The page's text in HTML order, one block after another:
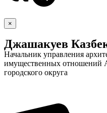
×
Джашакуев
Начальник управления
имущественных отношений
городского округа